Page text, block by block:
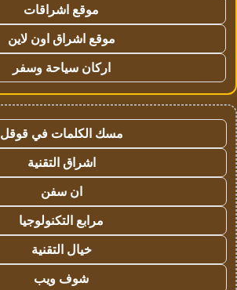
موقع اشراقات
موقع اشراق اون لاين
اركان سياحة وسفر
مسك الكلمات في قوقل
اشراق التقنية
ان سفن
مرابع التكنولوجيا
خيال التقنية
شوف ويب